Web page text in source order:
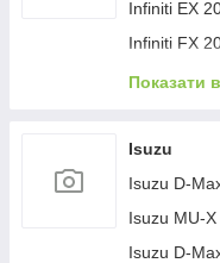
Jeep
Infiniti EX
Infiniti FX
Infiniti FX
Infiniti Q30
Infiniti Q50/
Infiniti
Infiniti
Показати
Isuzu
Isuzu D-
Isuzu MU-X
Isuzu D-